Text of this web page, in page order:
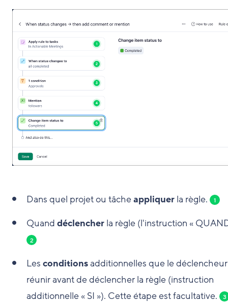
Dans quel projet ou tâcheappliquer la règle. 1
Quand déclencher la règle (l'instruction «
2
Les conditionsadditionnelles que le
réunir avant de déclencher la règle (instruction
additionnelle « SI »). Cette étape est facultative.
3